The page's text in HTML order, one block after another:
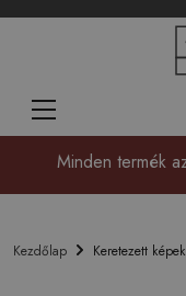
Minden termék
Kezdőlap Keretezett képek